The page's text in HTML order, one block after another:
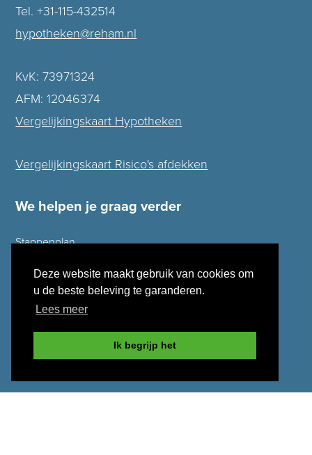
Deze website maakt gebruik van cookies om
u de beste beleving te garanderen.
Lees meer
Ik begrijp het
Tel. +31-115-432514
hypotheken@reham.nl
KvK: 73971324
AFM: 12046374
Vergelijkingskaart Hypotheken
Vergelijkingskaart Risico's afdekken
We helpen je graag verder
Stappenplan
Ontzorgpakket
Oversluiten
Inkomen uit België